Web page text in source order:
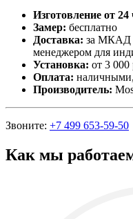
Изготовление от 24
Замер: бесплатно
Доставка: за МКАД
менеджером для
Установка: от 3 000
Оплата:
Производитель:
Звоните: +7 499 653-59-50
Как мы